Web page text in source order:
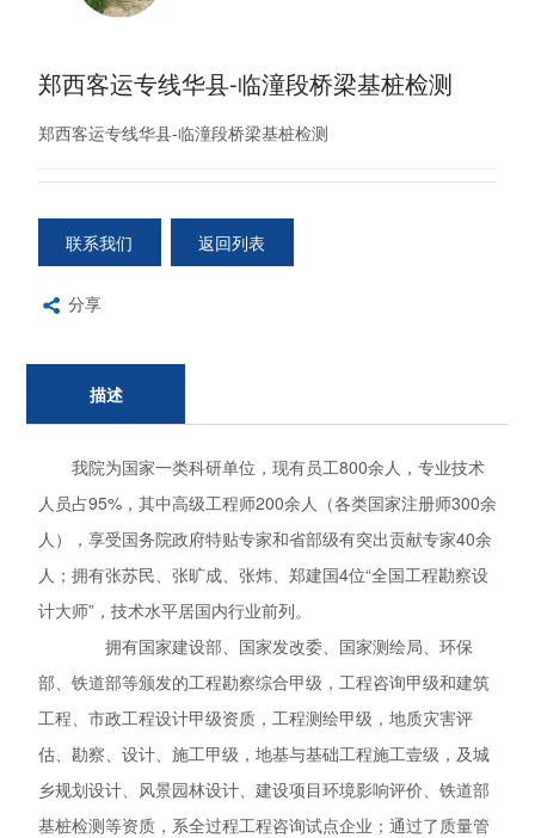
郑西客运专线华县-临潼段桥梁基桩检测
郑西客运专线华县-临潼段桥梁基桩检测
联系我们 返回列表
分享
描述
我院为国家一类科研单位，现有员工800余人，专业技术
人员占95%，其中高级工程师200余人（各类国家注册师300余
人），享受国务院政府特贴专家和省部级有突出贡献专家40余
人；拥有张苏民、张旷成、张炜、郑建国4位“全国工程勘察设
计大师”，技术水平居国内行业前列。
拥有国家建设部、国家发改委、国家测绘局、环保
部、铁道部等颁发的工程勘察综合甲级，工程咨询甲级和建筑
工程、市政工程设计甲级资质，工程测绘甲级，地质灾害评
估、勘察、设计、施工甲级，地基与基础工程施工壹级，及城
乡规划设计、风景园林设计、建设项目环境影响评价、铁道部
基桩检测等资质，系全过程工程咨询试点企业；通过了质量管